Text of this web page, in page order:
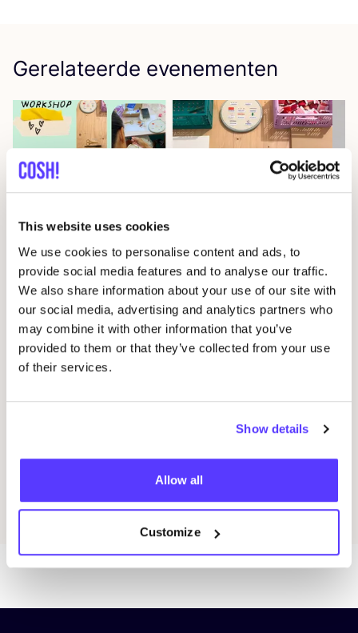
This website uses cookies
We use cookies to personalise content and ads, to
provide social media features and to analyse our traffic.
We also share information about your use of our site with
our social media, advertising and analytics partners who
may combine it with other information that you’ve
provided to them or that they’ve collected from your use
of their services.
Show details
Allow all
Customize
Gerelateerde evenementen
14 AUG
WorkshopREDje kleren: borduren met
STUDIO STEEK enREST
Pieter Reypenslei 4-6 2640 Mortsel België
REST
Workshop
Previous